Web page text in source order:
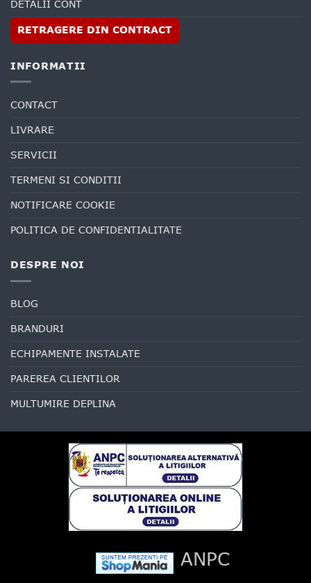
DETALII CONT
RETRAGERE DIN CONTRACT
INFORMATII
CONTACT
LIVRARE
SERVICII
TERMENI SI CONDITII
NOTIFICARE COOKIE
POLITICA DE CONFIDENTIALITATE
DESPRE NOI
BLOG
BRANDURI
ECHIPAMENTE INSTALATE
PAREREA CLIENTILOR
MULTUMIRE DEPLINA
ANPC